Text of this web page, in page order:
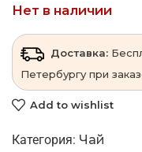
Нет в наличии
Доставка:
Петербургу при
Add to wishlist
Категория: Чай